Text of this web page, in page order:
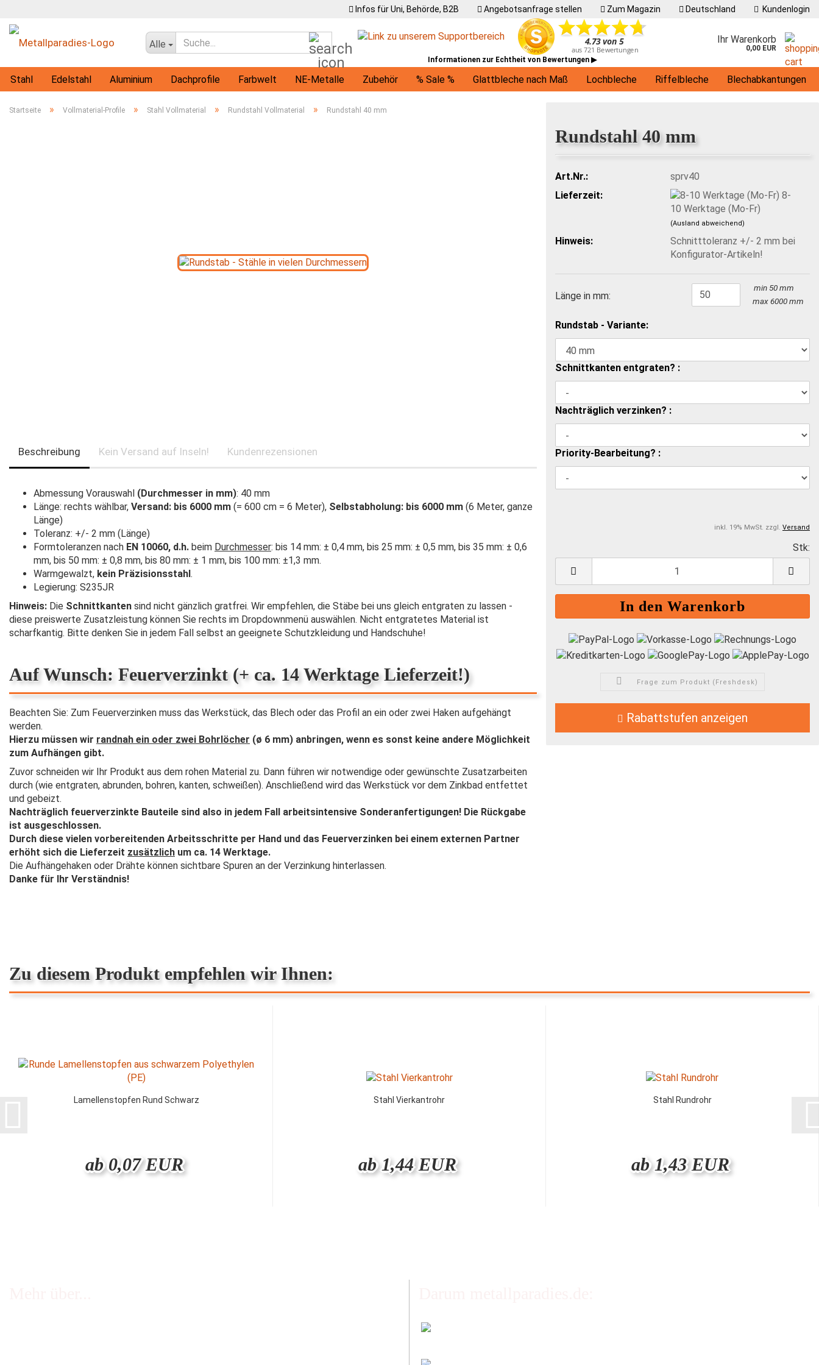
Infos für Uni, Behörde, B2B Angebotsanfrage stellen Zum Magazin Deutschland Kundenlogin
Alle
Suche...
Informationen zur Echtheit von Bewertungen ▶
Ihr Warenkorb
0,00 EUR
Stahl Edelstahl Aluminium Dachprofile Farbwelt NE-Metalle Zubehör % Sale % Glattbleche nach Maß Lochbleche Riffelbleche Blechabkantungen
Rohre Vollmaterial-Profile T-Profile U-Profile Winkel
Startseite » Vollmaterial-Profile » Stahl Vollmaterial » Rundstahl Vollmaterial » Rundstahl 40 mm
Rundstahl 40 mm
Art.Nr.:
sprv40
Lieferzeit:
8-
10 Werktage (Mo-Fr)
(Ausland abweichend)
Hinweis:
Schnitttoleranz +/- 2 mm bei
Konfigurator-Artikeln!
Länge in mm:
min 50 mm
max 6000 mm
Rundstab - Variante:
Schnittkanten entgraten? :
Nachträglich verzinken? :
Priority-Bearbeitung? :
inkl. 19% MwSt. zzgl. Versand
Stk:
Frage zum Produkt (Freshdesk)
Rabattstufen anzeigen
Beschreibung Kein Versand auf Inseln! Kundenrezensionen
Abmessung Vorauswahl (Durchmesser in mm): 40 mm
Länge: rechts wählbar, Versand: bis 6000 mm (= 600 cm = 6 Meter), Selbstabholung: bis 6000 mm (6 Meter, ganze
Länge)
Toleranz: +/- 2 mm (Länge)
Formtoleranzen nach EN 10060, d.h. beim Durchmesser: bis 14 mm: ± 0,4 mm, bis 25 mm: ± 0,5 mm, bis 35 mm: ± 0,6
mm, bis 50 mm: ± 0,8 mm, bis 80 mm: ± 1 mm, bis 100 mm: ±1,3 mm.
Warmgewalzt, kein Präzisionsstahl.
Legierung: S235JR
Hinweis: Die Schnittkanten sind nicht gänzlich gratfrei. Wir empfehlen, die Stäbe bei uns gleich entgraten zu lassen -
diese preiswerte Zusatzleistung können Sie rechts im Dropdownmenü auswählen. Nicht entgratetes Material ist
scharfkantig. Bitte denken Sie in jedem Fall selbst an geeignete Schutzkleidung und Handschuhe!
Auf Wunsch: Feuerverzinkt (+ ca. 14 Werktage Lieferzeit!)
Beachten Sie: Zum Feuerverzinken muss das Werkstück, das Blech oder das Profil an ein oder zwei Haken aufgehängt
werden.
Hierzu müssen wir randnah ein oder zwei Bohrlöcher (ø 6 mm) anbringen, wenn es sonst keine andere Möglichkeit
zum Aufhängen gibt.
Zuvor schneiden wir Ihr Produkt aus dem rohen Material zu. Dann führen wir notwendige oder gewünschte Zusatzarbeiten
durch (wie entgraten, abrunden, bohren, kanten, schweißen). Anschließend wird das Werkstück vor dem Zinkbad entfettet
und gebeizt.
Nachträglich feuerverzinkte Bauteile sind also in jedem Fall arbeitsintensive Sonderanfertigungen! Die Rückgabe
ist ausgeschlossen.
Durch diese vielen vorbereitenden Arbeitsschritte per Hand und das Feuerverzinken bei einem externen Partner
erhöht sich die Lieferzeit zusätzlich um ca. 14 Werktage.
Die Aufhängehaken oder Drähte können sichtbare Spuren an der Verzinkung hinterlassen.
Danke für Ihr Verständnis!
Zu diesem Produkt empfehlen wir Ihnen:
Lamellenstopfen Rund Schwarz
ab 0,07 EUR
Stahl Vierkantrohr
ab 1,44 EUR
Stahl Rundrohr
ab 1,43 EUR